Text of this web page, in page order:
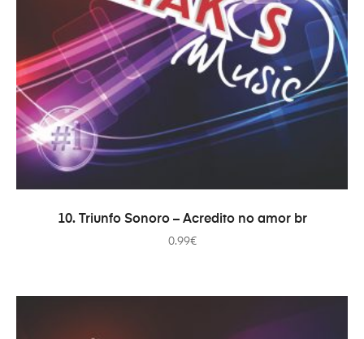
ADICIONAR
10. Triunfo Sonoro – Acredito no amor br
0.99€